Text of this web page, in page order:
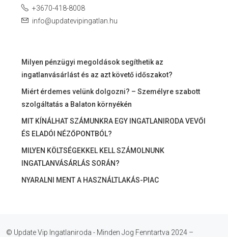
+3670-418-8008
info@updatevipingatlan.hu
Milyen pénzügyi megoldások segíthetik az
ingatlanvásárlást és az azt követő időszakot?
Miért érdemes velünk dolgozni? – Személyre szabott
szolgáltatás a Balaton környékén
MIT KÍNÁLHAT SZÁMUNKRA EGY INGATLANIRODA VEVŐI
ÉS ELADÓI NÉZŐPONTBÓL?
MILYEN KÖLTSÉGEKKEL KELL SZÁMOLNUNK
INGATLANVÁSÁRLÁS SORÁN?
NYARALNI MENT A HASZNÁLTLAKÁS-PIAC
© Update Vip Ingatlaniroda - Minden Jog Fenntartva 2024 –